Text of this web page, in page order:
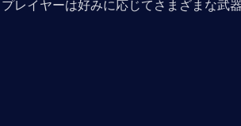
レイヤーは好みに応じてさまざまな武